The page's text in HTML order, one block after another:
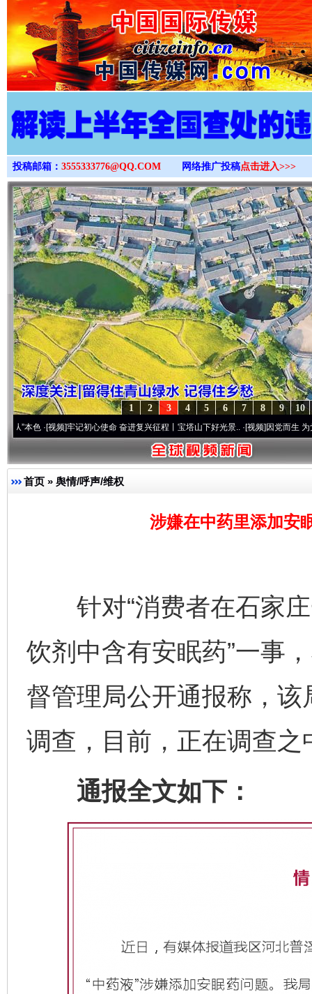
>
投稿邮箱： 3555333776@QQ.COM 网络推广投稿点击进入>>>
10
9
8
7
6
5
4
3
2
1
视频]牢记初心使命 奋进复兴征程丨宝塔山下好光景..·[视频]因党而生 为党而战——
首页 » 舆情/呼声/维权
涉嫌在中药里添加安
针对“消费者在石家庄
饮剂中含有安眠药”一事
督管理局公开通报称，
调查，目前，正在调查之
通报全文如下：